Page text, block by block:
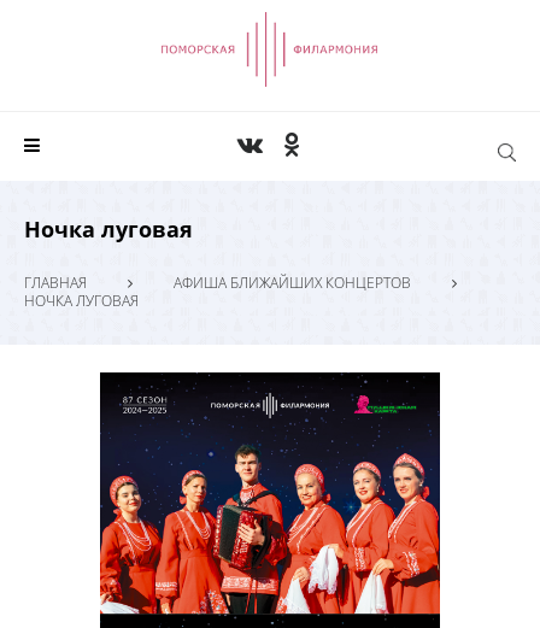
Ночка луговая
ГЛАВНАЯ
АФИША БЛИЖАЙШИХ КОНЦЕРТОВ
НОЧКА ЛУГОВАЯ